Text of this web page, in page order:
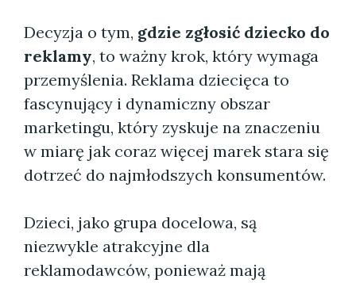
Decyzja o tym, gdzie zgłosić dziecko do
reklamy, to ważny krok, który wymaga
przemyślenia. Reklama dziecięca to
fascynujący i dynamiczny obszar
marketingu, który zyskuje na znaczeniu
w miarę jak coraz więcej marek stara się
dotrzeć do najmłodszych konsumentów.
Dzieci, jako grupa docelowa, są
niezwykle atrakcyjne dla
reklamodawców, ponieważ mają